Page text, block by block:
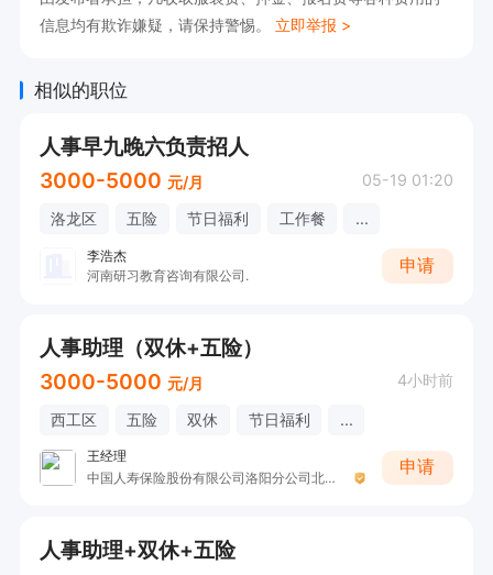
信息均有欺诈嫌疑，请保持警惕。 立即举报 >
相似的职位
人事早九晚六负责招人
3000-5000 元/月 05-19 01:20
洛龙区 五险 节日福利 工作餐 ...
李浩杰
河南研习教育咨询有限公司.
申请
人事助理（双休+五险）
3000-5000 元/月 4小时前
西工区 五险 双休 节日福利 ...
王经理
中国人寿保险股份有限公司洛阳分公司北区营销服务部非凡职场
申请
人事助理+双休+五险